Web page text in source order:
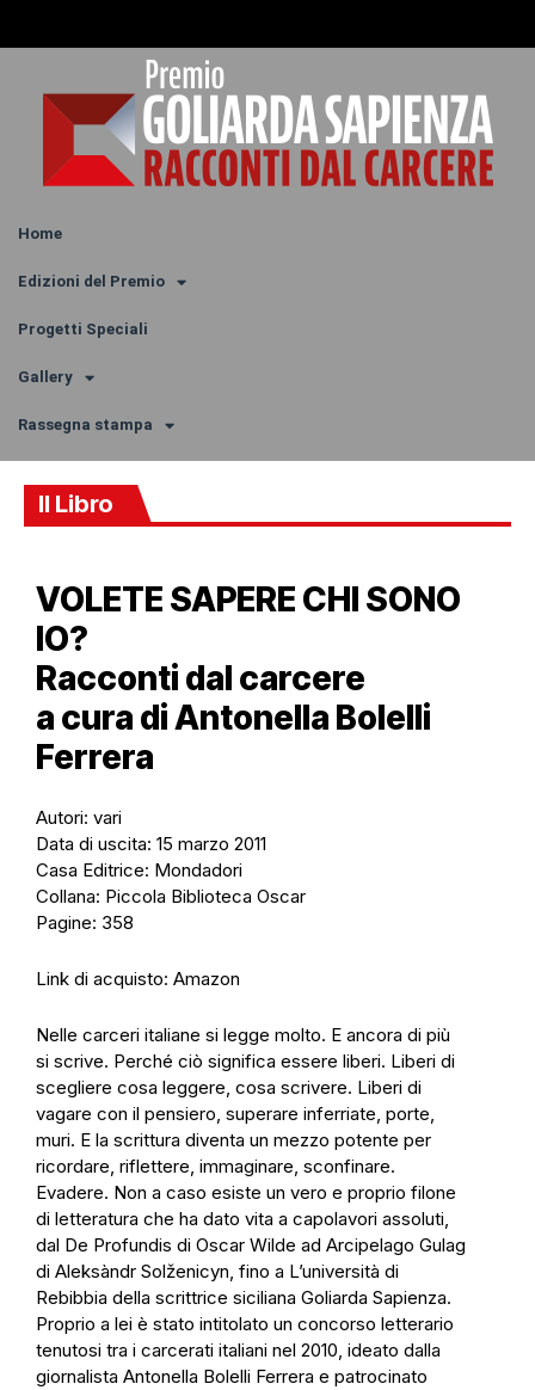
Home
Edizioni del Premio
Progetti Speciali
Gallery
Rassegna stampa
Il Libro
VOLETE SAPERE CHI SONO
IO?
Racconti dal carcere
a cura di Antonella Bolelli
Ferrera
Autori: vari
Data di uscita: 15 marzo 2011
Casa Editrice: Mondadori
Collana: Piccola Biblioteca Oscar
Pagine: 358
Link di acquisto: Amazon
Nelle carceri italiane si legge molto. E ancora di più
si scrive. Perché ciò significa essere liberi. Liberi di
scegliere cosa leggere, cosa scrivere. Liberi di
vagare con il pensiero, superare inferriate, porte,
muri. E la scrittura diventa un mezzo potente per
ricordare, riflettere, immaginare, sconfinare.
Evadere. Non a caso esiste un vero e proprio filone
di letteratura che ha dato vita a capolavori assoluti,
dal De Profundis di Oscar Wilde ad Arcipelago Gulag
di Aleksàndr Solženicyn, fino a L’università di
Rebibbia della scrittrice siciliana Goliarda Sapienza.
Proprio a lei è stato intitolato un concorso letterario
tenutosi tra i carcerati italiani nel 2010, ideato dalla
giornalista Antonella Bolelli Ferrera e patrocinato